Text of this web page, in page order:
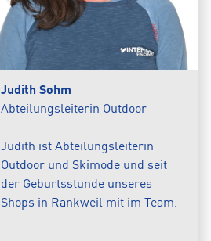
Judith Sohm
Abteilungsleiterin Outdoor
Judith ist Abteilungsleiterin
Outdoor und Skimode und seit
der Geburtsstunde unseres
Shops in Rankweil mit im Team.